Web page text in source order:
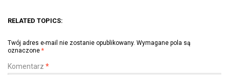
RELATED TOPICS:
Twój adres e-mail nie zostanie opublikowany. Wymagane pola są
oznaczone *
Komentarz *